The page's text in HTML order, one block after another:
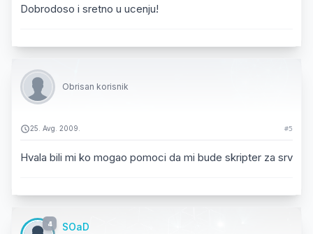
Dobrodoso i sretno u ucenju!
Obrisan korisnik
25. Avg. 2009. #5
Hvala bili mi ko mogao pomoci da mi bude skripter za srv
4 SOaD